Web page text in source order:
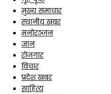
मुख्य समाचार
स्थानीय खबर
मनोरञ्जन
ज्ञान
रोजगार
विचार
प्रदेश खबर
साहित्य